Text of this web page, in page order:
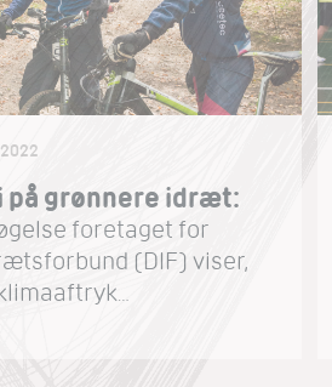
2022
på grønnere idræt:
foretaget for
(DIF) viser,